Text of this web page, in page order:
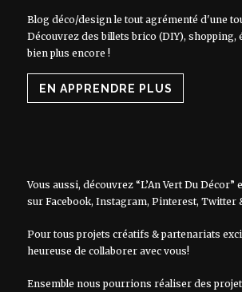
Blog déco/design le tout agrémenté d'une
Découvrez des billets brico (DIY), shopping,
bien plus encore !
EN APPRENDRE PLUS
Vous aussi, découvrez “L’An Vert Du Décor”
sur Facebook, Instagram, Pinterest, Twitter
Pour tous projets créatifs & partenariats
heureuse de collaborer avec vous!
Ensemble nous pourrions réaliser des